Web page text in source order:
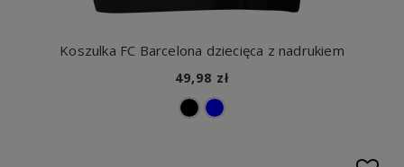
Koszulka FC Barcelona dziecięca z nadrukiem
49,98 zł